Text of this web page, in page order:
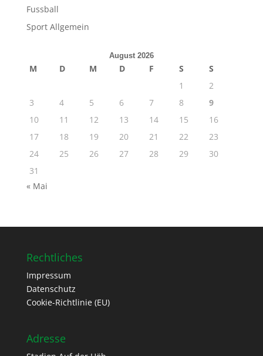
Fussball
Sport Allgemein
August 2026
M D M D F S
S
1
2
3
4 5 6 7 8
9
10
11 12 13 14 15
16
17
18 19 20 21 22
23
24
25 26 27 28 29
30
31
« Mai
Rechtliches
Impressum
Datenschutz
Cookie-Richtlinie (EU)
Adresse